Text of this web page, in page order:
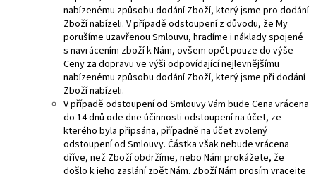
nabízenému způsobu dodání Zboží, který jsme pro dodání
Zboží nabízeli. V případě odstoupení z důvodu, že My
porušíme uzavřenou Smlouvu, hradíme i náklady spojené
s navrácením zboží k Nám, ovšem opět pouze do výše
Ceny za dopravu ve výši odpovídající nejlevnějšímu
nabízenému způsobu dodání Zboží, který jsme při dodání
Zboží nabízeli.
V případě odstoupení od Smlouvy Vám bude Cena vrácena
do 14 dnů ode dne účinnosti odstoupení na účet, ze
kterého byla připsána, případně na účet zvolený
odstoupení od Smlouvy. Částka však nebude vrácena
dříve, než Zboží obdržíme, nebo Nám prokážete, že
došlo k jeho zaslání zpět Nám. Zboží Nám prosím vracejte